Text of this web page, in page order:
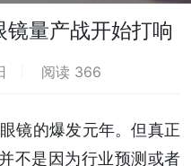
量产战开始打响
阅读 366
镜的爆发元年。但真正
不是因为行业预测或者